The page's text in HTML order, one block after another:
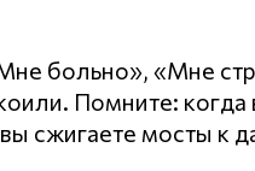
больно», «Мне
Помните:
сжигаете мосты к